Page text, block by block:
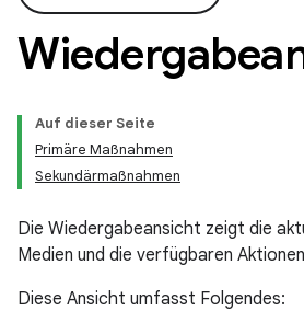
Auf dieser Seite
Primäre Maßnahmen
Sekundärmaßnahmen
Die Wiedergabeansicht zeigt die
Medien und die verfügbaren
Diese Ansicht umfasst Folgendes: